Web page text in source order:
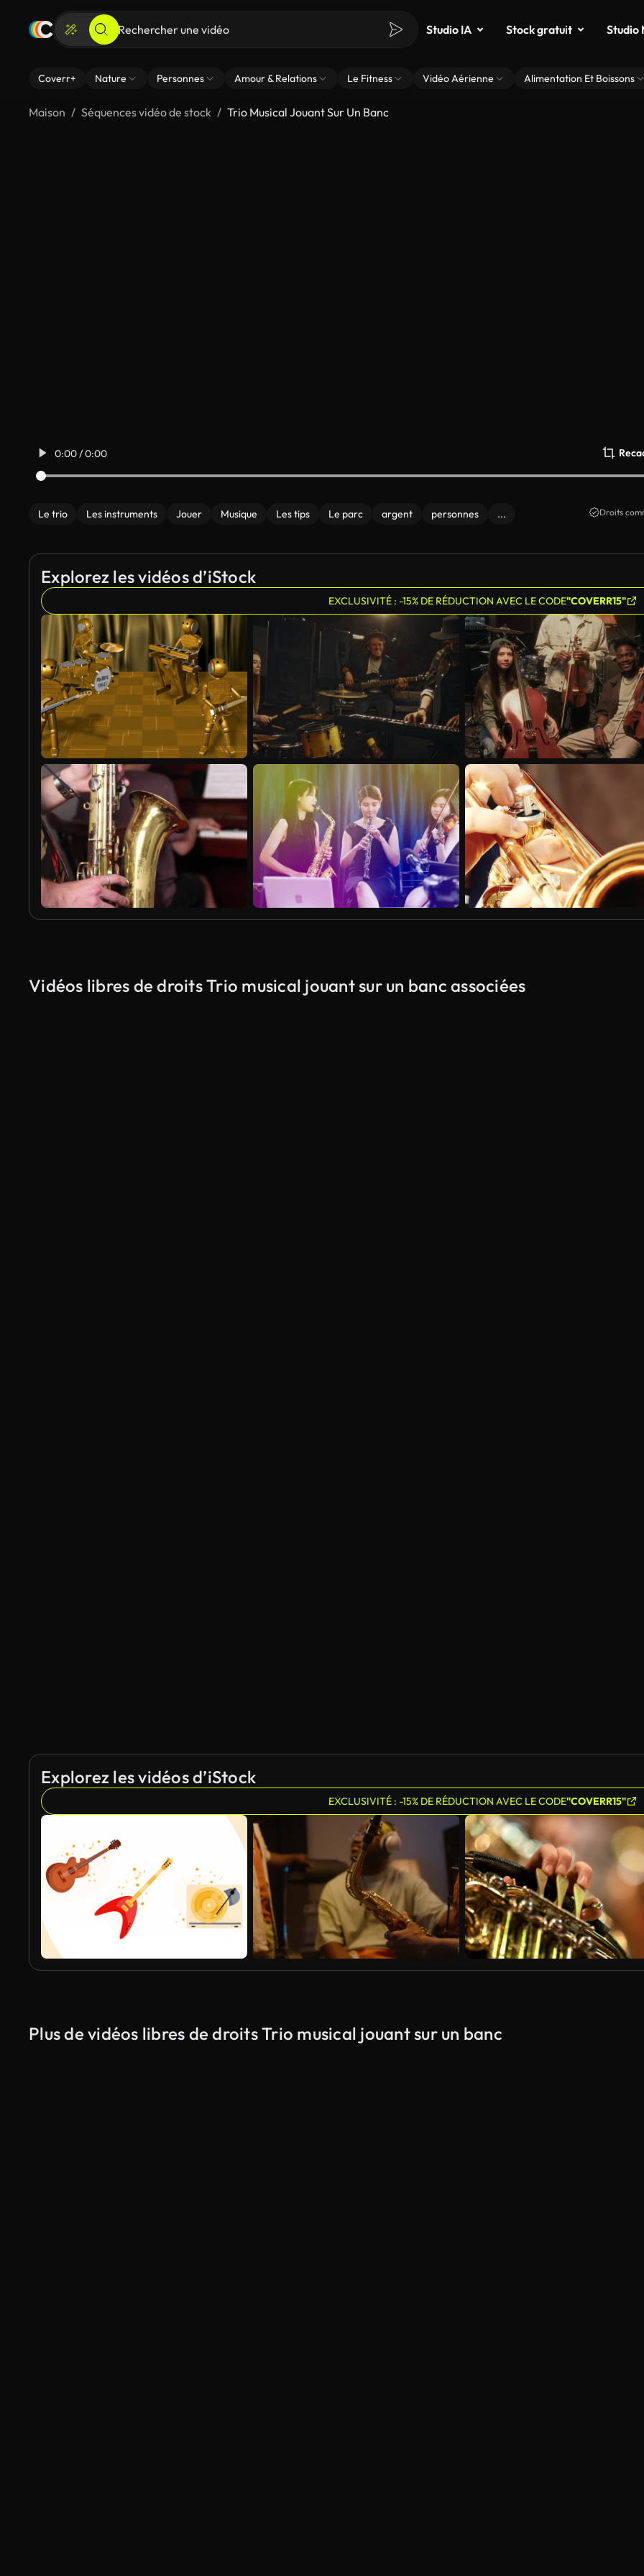
Studio IA Stock gratuit Studio
Coverr+ Nature Personnes Amour & Relations Le Fitness Vidéo Aérienne Alimentation Et Boissons
Maison Séquences vidéo de stock Trio Musical Jouant Sur Un Banc
0:00 / 0:00
Le trio Les instruments Jouer Musique Les tips Le parc argent personnes ... Droits
Explorez les vidéos d’iStock
EXCLUSIVITÉ : -15% DE RÉDUCTION AVEC LE CODE"COVERR15"
Vidéos libres de droits Trio musical jouant sur un banc associées
Explorez les vidéos d’iStock
EXCLUSIVITÉ : -15% DE RÉDUCTION AVEC LE CODE"COVERR15"
Plus de vidéos libres de droits Trio musical jouant sur un banc